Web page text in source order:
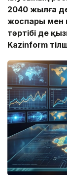
2040 жылға
жоспары мен
тәртібі де
Kazinform